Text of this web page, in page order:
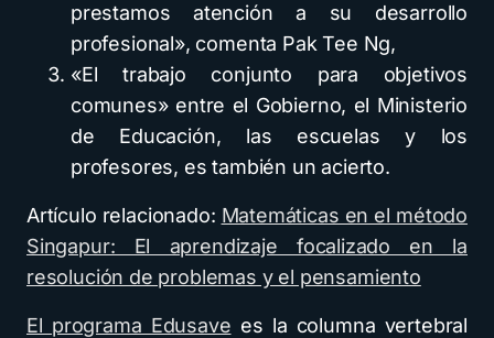
prestamos atención a su desarrollo
profesional», comenta Pak Tee Ng,
«El trabajo conjunto para objetivos
comunes» entre el Gobierno, el Ministerio
de Educación, las escuelas y los
profesores, es también un acierto.
Artículo relacionado: Matemáticas en el método
Singapur: El aprendizaje focalizado en la
resolución de problemas y el pensamiento
El programa Edusave es la columna vertebral